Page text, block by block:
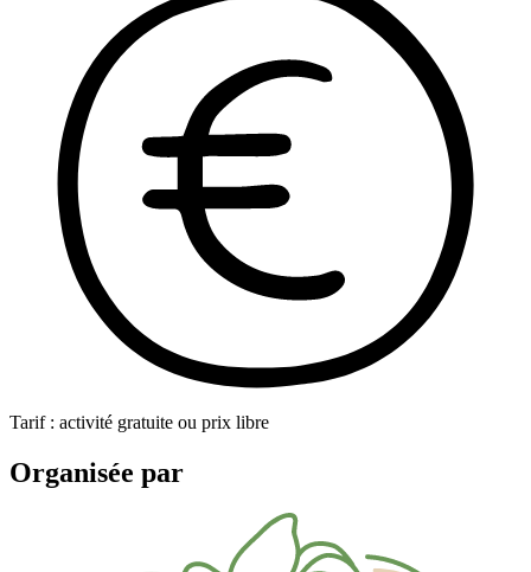
Tarif : activité gratuite ou prix libre
Organisée par